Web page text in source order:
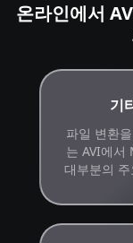
온라인에서
기
파일 변환
는 AVI에서
대부분의